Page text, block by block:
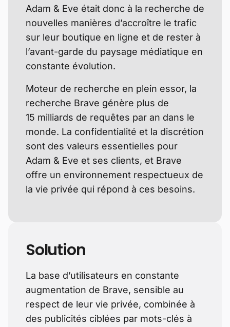
Adam & Eve était donc à la recherche de
nouvelles manières d’accroître le trafic
sur leur boutique en ligne et de rester à
l’avant-garde du paysage médiatique en
constante évolution.
Moteur de recherche en plein essor, la
recherche Brave génère plus de
15 milliards de requêtes par an dans le
monde. La confidentialité et la discrétion
sont des valeurs essentielles pour
Adam & Eve et ses clients, et Brave
offre un environnement respectueux de
la vie privée qui répond à ces besoins.
Solution
La base d’utilisateurs en constante
augmentation de Brave, sensible au
respect de leur vie privée, combinée à
des publicités ciblées par mots-clés à